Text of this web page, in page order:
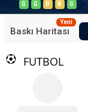
G G B B G
Baskı Haritası
Yeni
FUTBOL